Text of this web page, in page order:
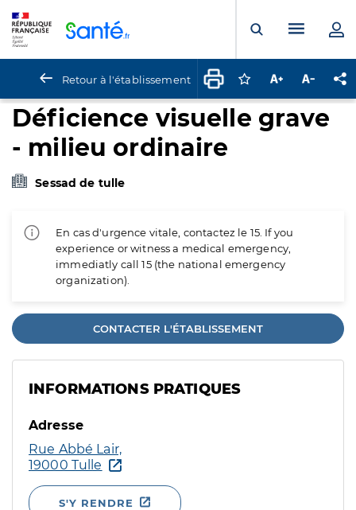
Ouvrir laMenu
Retour à l'établissement Connectez-vous
Augmenter la
Déficience visuelle grave
- milieu ordinaire
Sessad de tulle
En cas d'urgence vitale, contactez le 15. If you
experience or witness a medical emergency,
immediatly call 15 (the national emergency
organization).
CONTACTER L'ÉTABLISSEMENT
INFORMATIONS PRATIQUES
Adresse
Rue Abbé Lair,
19000 Tulle
S'Y RENDRE